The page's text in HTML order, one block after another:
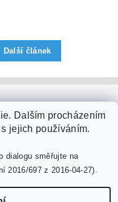
Další článek
Dalším procházením
jejich používáním.
dialogu směřujte na
2016/697 z 2016-04-27).